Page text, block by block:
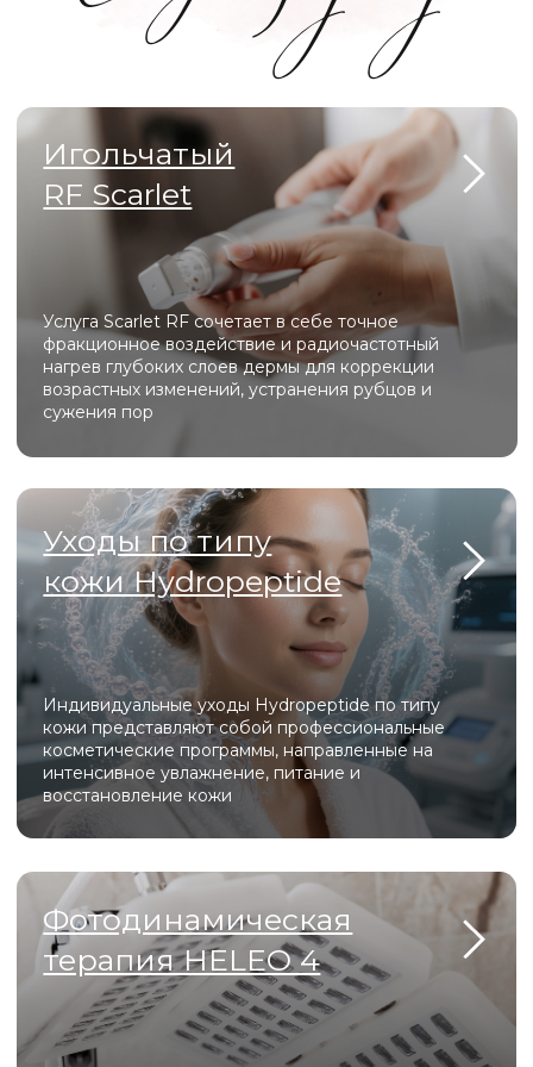
Современный аппарат для газожидкостного
пилинга, который сочетает глубокое очищение,
деликатное обновление кожи, лимфодренаж и
интенсивное увлажнение
АтисМед PRO 7
Capello сочетает функции эпиляции, лифтинга и
микротоков — всё необходимое для эффективной
косметологии в одном компактном устройстве.
Capello
и микроигольчатую терапию, запуская мощный
синтез коллагена для омоложения кожи без
длительной реабилитации.
О центре
Мы создали уникальное пространство, в котором
гармонично сочетаются современные технологии,
расслабиться, почувствовать заботу и насладиться
процессом преображения.
У нас вы сможете подчеркнуть свою естественную
красоту, сохранить молодость и здоровье, а также
выразить свою индивидуальность.
Мы ценим каждого клиента и делаем всё возможное,
чтобы вы уходили от нас с улыбкой и желанием
вернуться снова!